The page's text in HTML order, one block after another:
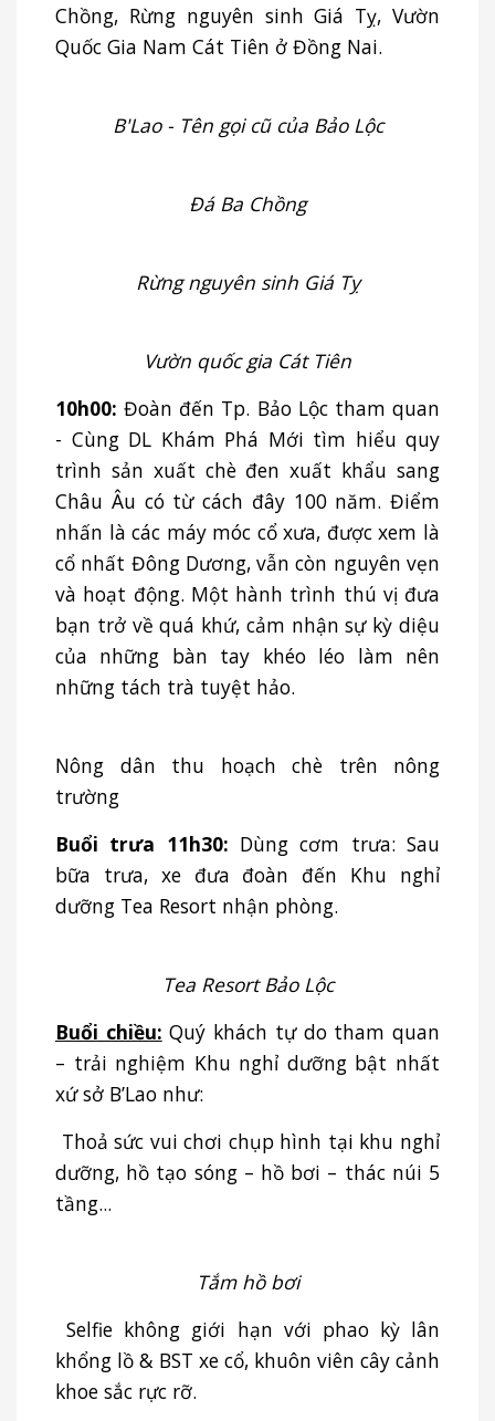
Chồng, Rừng nguyên sinh Giá Tỵ, Vườn
Quốc Gia Nam Cát Tiên ở Đồng Nai.
B'Lao - Tên gọi cũ của Bảo Lộc
Đá Ba Chồng
Rừng nguyên sinh Giá Tỵ
Vườn quốc gia Cát Tiên
10h00: Đoàn đến Tp. Bảo Lộc tham quan
- Cùng DL Khám Phá Mới tìm hiểu quy
trình sản xuất chè đen xuất khẩu sang
Châu Âu có từ cách đây 100 năm. Điểm
nhấn là các máy móc cổ xưa, được xem là
cổ nhất Đông Dương, vẫn còn nguyên vẹn
và hoạt động. Một hành trình thú vị đưa
bạn trở về quá khứ, cảm nhận sự kỳ diệu
của những bàn tay khéo léo làm nên
những tách trà tuyệt hảo.
Nông dân thu hoạch chè trên nông
trường
Buổi trưa 11h30: Dùng cơm trưa: Sau
bữa trưa, xe đưa đoàn đến Khu nghỉ
dưỡng Tea Resort nhận phòng.
Tea Resort Bảo Lộc
Buổi chiều: Quý khách tự do tham quan
– trải nghiệm Khu nghỉ dưỡng bật nhất
xứ sở B’Lao như:
Thoả sức vui chơi chụp hình tại khu nghỉ
dưỡng, hồ tạo sóng – hồ bơi – thác núi 5
tầng...
Tắm hồ bơi
Selfie không giới hạn với phao kỳ lân
khổng lồ & BST xe cổ, khuôn viên cây cảnh
khoe sắc rực rỡ.